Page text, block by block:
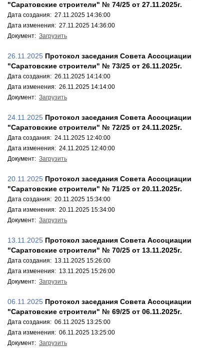
"Саратовские строители" № 74/25 от 27.11.2025г.
Дата создания: 27.11.2025 14:36:00
Дата изменения: 27.11.2025 14:36:00
Документ: Загрузить
26.11.2025 Протокол заседания Совета Ассоциации
"Саратовские строители" № 73/25 от 26.11.2025г.
Дата создания: 26.11.2025 14:14:00
Дата изменения: 26.11.2025 14:14:00
Документ: Загрузить
24.11.2025 Протокол заседания Совета Ассоциации
"Саратовские строители" № 72/25 от 24.11.2025г.
Дата создания: 24.11.2025 12:40:00
Дата изменения: 24.11.2025 12:40:00
Документ: Загрузить
20.11.2025 Протокол заседания Совета Ассоциации
"Саратовские строители" № 71/25 от 20.11.2025г.
Дата создания: 20.11.2025 15:34:00
Дата изменения: 20.11.2025 15:34:00
Документ: Загрузить
13.11.2025 Протокол заседания Совета Ассоциации
"Саратовские строители" № 70/25 от 13.11.2025г.
Дата создания: 13.11.2025 15:26:00
Дата изменения: 13.11.2025 15:26:00
Документ: Загрузить
06.11.2025 Протокол заседания Совета Ассоциации
"Саратовские строители" № 69/25 от 06.11.2025г.
Дата создания: 06.11.2025 13:25:00
Дата изменения: 06.11.2025 13:25:00
Документ: Загрузить